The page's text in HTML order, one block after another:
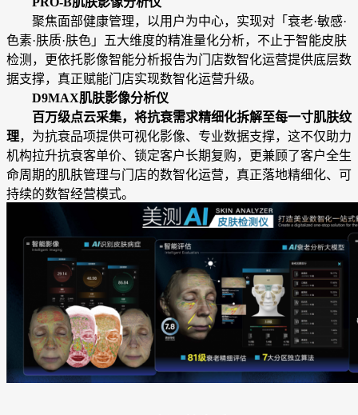
聚焦面部健康管理，以用户为中心，实现对「衰老·敏感·
色素·肤质·肤色」五大维度的精准量化分析，不止于智能皮肤
检测，更依托影像智能分析报告为门店数智化运营提供底层数
据支撑，真正赋能门店实现数智化运营升级。
D9MAX肌肤影像分析仪
百万级点云采集，将抗衰需求精细化拆解至每一寸肌肤纹
理，为抗衰品项提供可视化影像、专业数据支撑，这不仅助力
机构拉升抗衰客单价、锁定客户长期复购，更兼顾了客户全生
命周期的肌肤管理与门店的数智化运营，真正落地精细化、可
持续的数智经营模式。